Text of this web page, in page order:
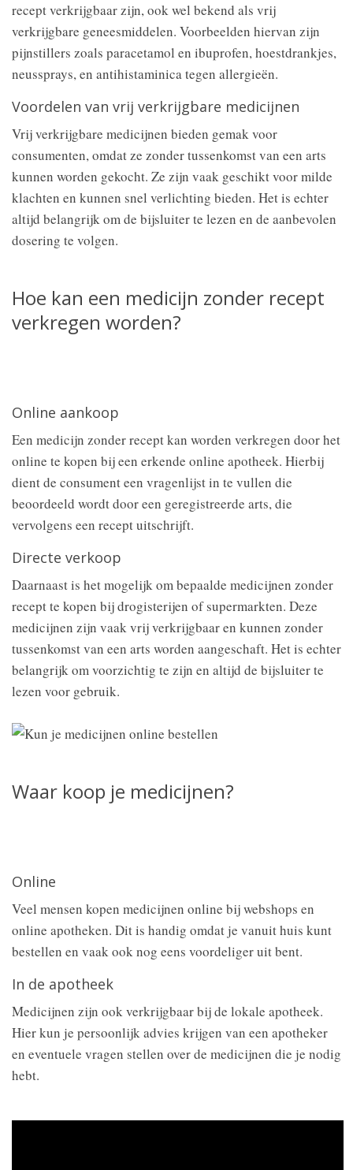
recept verkrijgbaar zijn, ook wel bekend als vrij
verkrijgbare geneesmiddelen. Voorbeelden hiervan zijn
pijnstillers zoals paracetamol en ibuprofen, hoestdrankjes,
neussprays, en antihistaminica tegen allergieën.
Voordelen van vrij verkrijgbare medicijnen
Vrij verkrijgbare medicijnen bieden gemak voor
consumenten, omdat ze zonder tussenkomst van een arts
kunnen worden gekocht. Ze zijn vaak geschikt voor milde
klachten en kunnen snel verlichting bieden. Het is echter
altijd belangrijk om de bijsluiter te lezen en de aanbevolen
dosering te volgen.
Hoe kan een medicijn zonder recept
verkregen worden?
Online aankoop
Een medicijn zonder recept kan worden verkregen door het
online te kopen bij een erkende online apotheek. Hierbij
dient de consument een vragenlijst in te vullen die
beoordeeld wordt door een geregistreerde arts, die
vervolgens een recept uitschrijft.
Directe verkoop
Daarnaast is het mogelijk om bepaalde medicijnen zonder
recept te kopen bij drogisterijen of supermarkten. Deze
medicijnen zijn vaak vrij verkrijgbaar en kunnen zonder
tussenkomst van een arts worden aangeschaft. Het is echter
belangrijk om voorzichtig te zijn en altijd de bijsluiter te
lezen voor gebruik.
Waar koop je medicijnen?
Online
Veel mensen kopen medicijnen online bij webshops en
online apotheken. Dit is handig omdat je vanuit huis kunt
bestellen en vaak ook nog eens voordeliger uit bent.
In de apotheek
Medicijnen zijn ook verkrijgbaar bij de lokale apotheek.
Hier kun je persoonlijk advies krijgen van een apotheker
en eventuele vragen stellen over de medicijnen die je nodig
hebt.